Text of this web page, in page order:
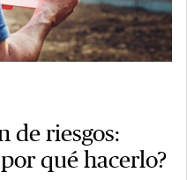
de riesgos:
qué hacerlo?